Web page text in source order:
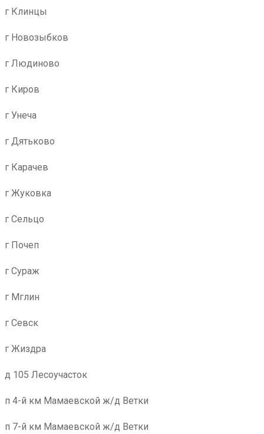
г Клинцы
г Новозыбков
г Людиново
г Киров
г Унеча
г Дятьково
г Карачев
г Жуковка
г Сельцо
г Почеп
г Сураж
г Мглин
г Севск
г Жиздра
д 105 Лесоучасток
п 4-й км Мамаевской ж/д Ветки
п 7-й км Мамаевской ж/д Ветки